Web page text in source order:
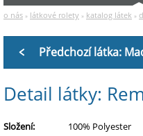
o nás » látkové rolety » katalog látek »
Předchozí látka:
Detail látky:
Složení:
100% Polyester